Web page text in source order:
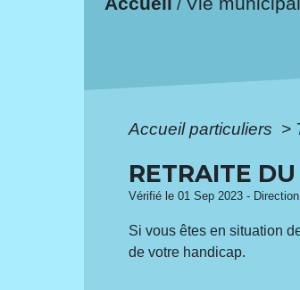
/
Accueil particuliers >
RETRAITE
Vérifié le 01 Sep 2023 -
Si vous êtes en situation
de votre handicap.